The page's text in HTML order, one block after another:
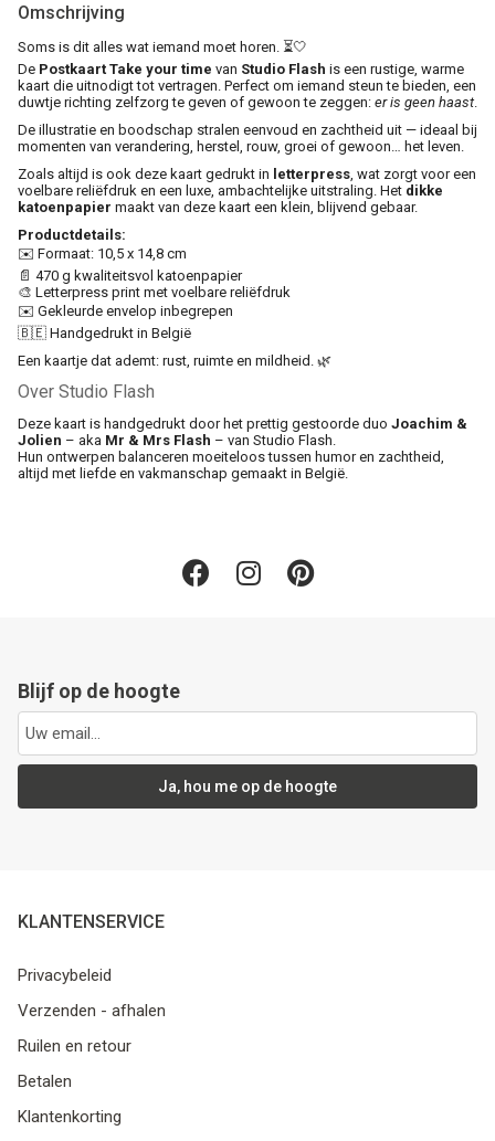
Omschrijving
Soms is dit alles wat iemand moet horen. ⏳🤍
De Postkaart Take your time van Studio Flash is een rustige, warme
kaart die uitnodigt tot vertragen. Perfect om iemand steun te bieden, een
duwtje richting zelfzorg te geven of gewoon te zeggen: er is geen haast.
De illustratie en boodschap stralen eenvoud en zachtheid uit — ideaal bij
momenten van verandering, herstel, rouw, groei of gewoon… het leven.
Zoals altijd is ook deze kaart gedrukt in letterpress , wat zorgt voor een
voelbare reliëfdruk en een luxe, ambachtelijke uitstraling. Het dikke
katoenpapier maakt van deze kaart een klein, blijvend gebaar.
Productdetails:
✉️ Formaat: 10,5 x 14,8 cm
📄 470 g kwaliteitsvol katoenpapier
🎨 Letterpress print met voelbare reliëfdruk
✉️ Gekleurde envelop inbegrepen
🇧🇪 Handgedrukt in België
Een kaartje dat ademt: rust, ruimte en mildheid. 🌿
Over Studio Flash
Deze kaart is handgedrukt door het prettig gestoorde duo Joachim &
Jolien – aka Mr & Mrs Flash – van Studio Flash.
Hun ontwerpen balanceren moeiteloos tussen humor en zachtheid,
altijd met liefde en vakmanschap gemaakt in België.
Blijf op de hoogte
Ja, hou me op de hoogte
KLANTENSERVICE
Privacybeleid
Verzenden - afhalen
Ruilen en retour
Betalen
Klantenkorting